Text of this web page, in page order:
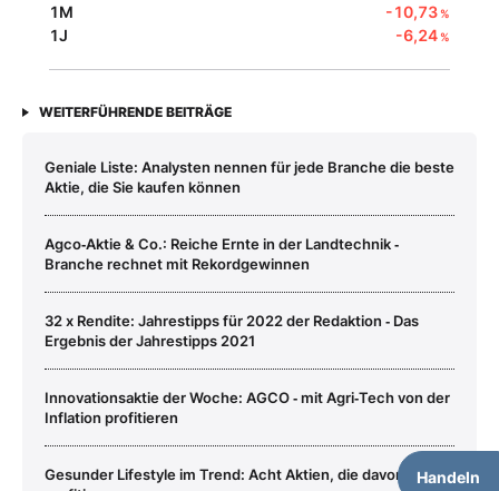
Handeln
1M -10,73%
1J -6,24%
WEITERFÜHRENDE BEITRÄGE
Geniale Liste: Analysten nennen für jede Branche die beste
Aktie, die Sie kaufen können
Agco‑Aktie & Co.: Reiche Ernte in der Landtechnik ‑
Branche rechnet mit Rekordgewinnen
32 x Rendite: Jahrestipps für 2022 der Redaktion ‑ Das
Ergebnis der Jahrestipps 2021
Innovationsaktie der Woche: AGCO ‑ mit Agri‑Tech von der
Inflation profitieren
Gesunder Lifestyle im Trend: Acht Aktien, die davon